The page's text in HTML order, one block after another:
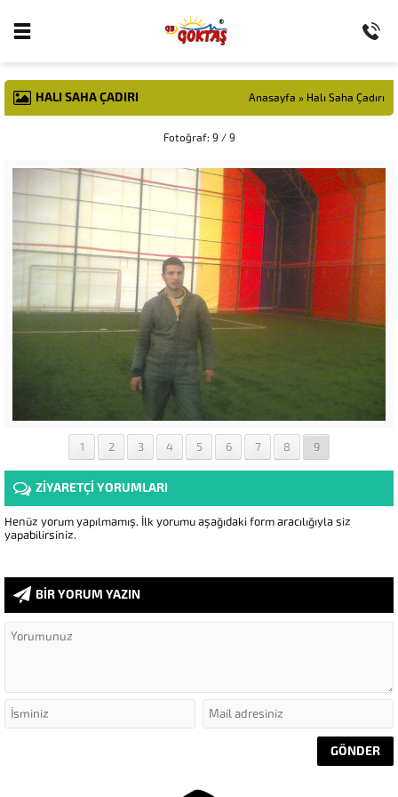
HALI SAHA ÇADIRI Anasayfa » Halı Saha Çadırı
Fotoğraf: 9 / 9
1 2 3 4 5 6 7 8 9
ZİYARETÇİ YORUMLARI
Henüz yorum yapılmamış. İlk yorumu aşağıdaki form aracılığıyla siz
yapabilirsiniz.
BİR YORUM YAZIN